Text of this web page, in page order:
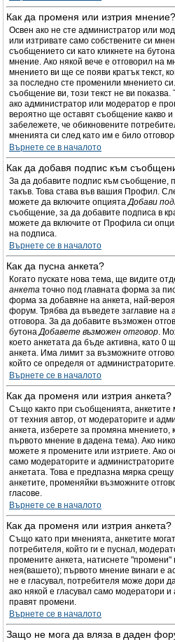
Как да променя или изтрия мнение?
Освен ако не сте администратор или
или изтривате само собствените си
съобщението си като кликнете на бутона
мнение. Ако някой вече е отговорил на
мнението ви ще се появи кратък текст,
за последно сте променили мнението
съобщение ви, този текст не ви показва.
ако администратор или модератор е
вероятно ще оставят съобщение какво
забележете, че обикновените
мненията си след като им е било
Върнете се в началото
Как да добавя подпис към
За да добавите подпис към съобщение,
такъв. Това става във вашия Профил.
можете да включите опциятаДобави
съобщение, за да добавите подписа в
можете да включите от Профила си
на подписа.
Върнете се в началото
Как да пусна анкета?
Когато пускате нова тема, ще видите
анкета точно под главната форма за
форма за добавяне на анкета, най-
форум. Трябва да въведете заглавие на
отговора. За да добавите възможен
бутонаДобавете възможен отговор.
което анкетата да бъде активна, като 0
анкета. Има лимит за възможните
който се определя от администраторите.
Върнете се в началото
Как да променя или изтрия анкета?
Също както при съобщенията, анкетите
от техния автор, от модераторите и
анкета, изберете за промяна мнението,
първото мнение в дадена тема). Ако
можете я промените или изтриете. Ако
само модераторите и
анкетата. Това е предпазна мярка
анкетите, променяйки възможните
гласове.
Върнете се в началото
Как да променя или изтрия анкета?
Също като при мненията, анкетите
потребителя, който ги е пуснал,
промените анкета, натиснете "промени"
нея(вашето); първото мнение винаги е
не е гласувал, потребителя може дори
ако някой е гласувал само модератори
правят промени.
Върнете се в началото
Защо не мога да вляза в даден